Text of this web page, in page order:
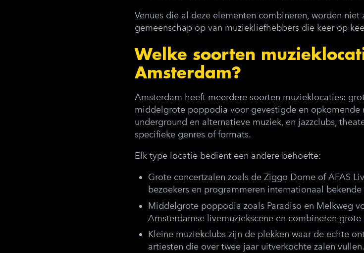
Venues die al deze elementen combineren, worden
gemeenschap op van muziekliefhebbers die keer op
Welke soorten
Amsterdam?
Amsterdam heeft meerdere soorten muzieklocaties:
middelgrote poppodia voor gevestigde en opkomende
underground en alternatieve muziek, en jazzclubs,
specifieke genres of formats.
Elk type locatie bedient een andere behoefte:
Grote concertzalen zoals de Ziggo Dome of AFAS
bezoekers en programmeren internationaal bekende
Middelgrote poppodia zoals Paradiso en Melkweg
Amsterdamse livemuziekscene en combineren
Kleine muziekclubs zijn de plekken waar de echte
artiesten die over twee jaar uitverkochte zalen vullen.